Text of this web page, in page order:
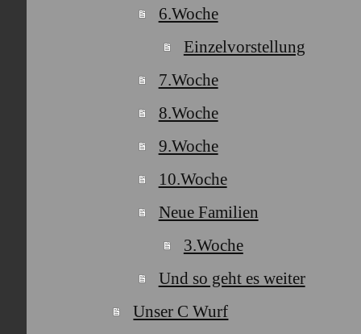
6.Woche
Einzelvorstellung
7.Woche
8.Woche
9.Woche
10.Woche
Neue Familien
3.Woche
Und so geht es weiter
Unser C Wurf